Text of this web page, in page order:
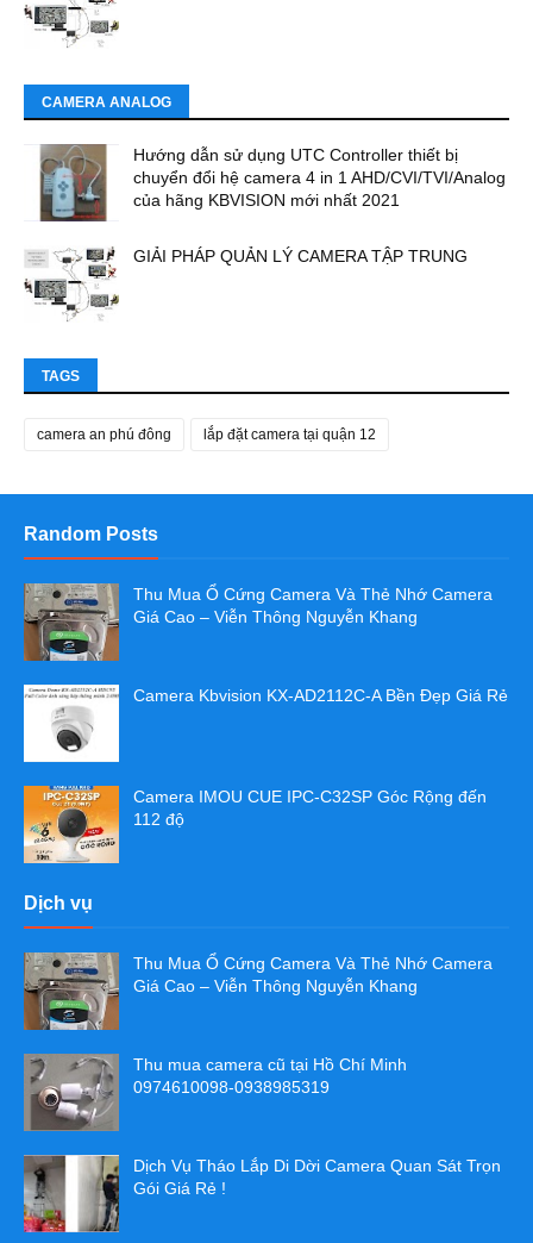
CAMERA ANALOG
Hướng dẫn sử dụng UTC Controller thiết bị
chuyển đổi hệ camera 4 in 1 AHD/CVI/TVI/Analog
của hãng KBVISION mới nhất 2021
GIẢI PHÁP QUẢN LÝ CAMERA TẬP TRUNG
TAGS
camera an phú đông lắp đặt camera tại quận 12
Random Posts
Thu Mua Ổ Cứng Camera Và Thẻ Nhớ Camera
Giá Cao – Viễn Thông Nguyễn Khang
Camera Kbvision KX-AD2112C-A Bền Đẹp Giá Rẻ
Camera IMOU CUE IPC-C32SP Góc Rộng đến
112 độ
Dịch vụ
Thu Mua Ổ Cứng Camera Và Thẻ Nhớ Camera
Giá Cao – Viễn Thông Nguyễn Khang
Thu mua camera cũ tại Hồ Chí Minh
0974610098-0938985319
Dịch Vụ Tháo Lắp Di Dời Camera Quan Sát Trọn
Gói Giá Rẻ !